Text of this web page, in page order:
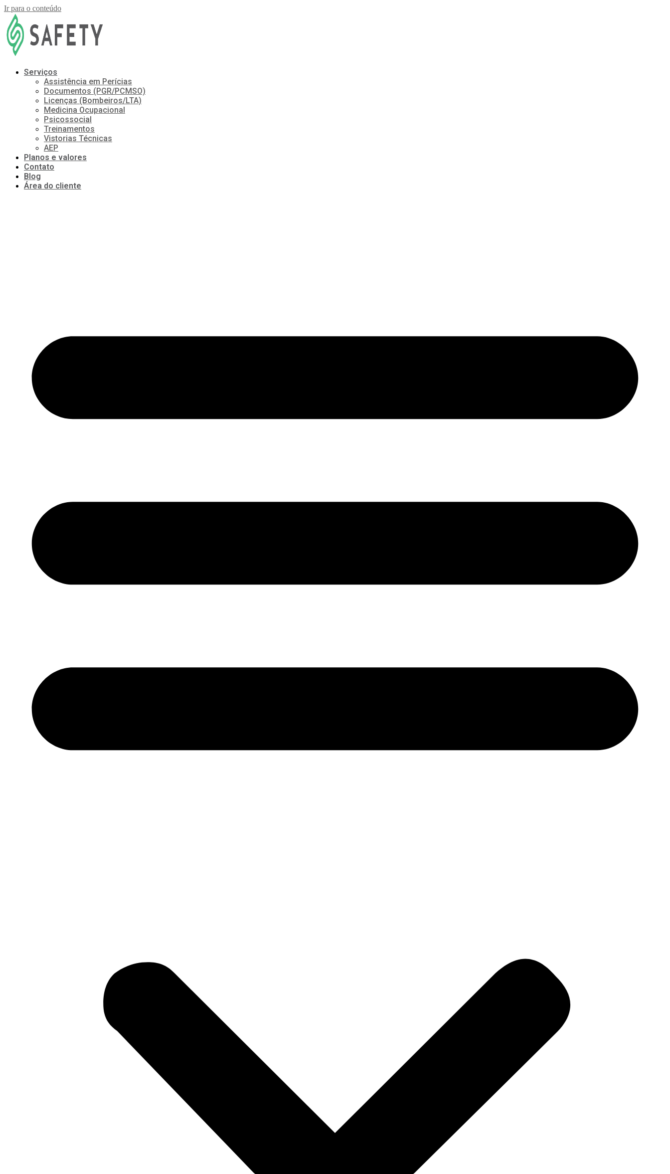
Ir para o conteúdo
Serviços
Assistência em Perícias
Documentos (PGR/PCMSO)
Licenças (Bombeiros/LTA)
Medicina Ocupacional
Psicossocial
Treinamentos
Vistorias Técnicas
AEP
Planos e valores
Contato
Blog
Área do cliente